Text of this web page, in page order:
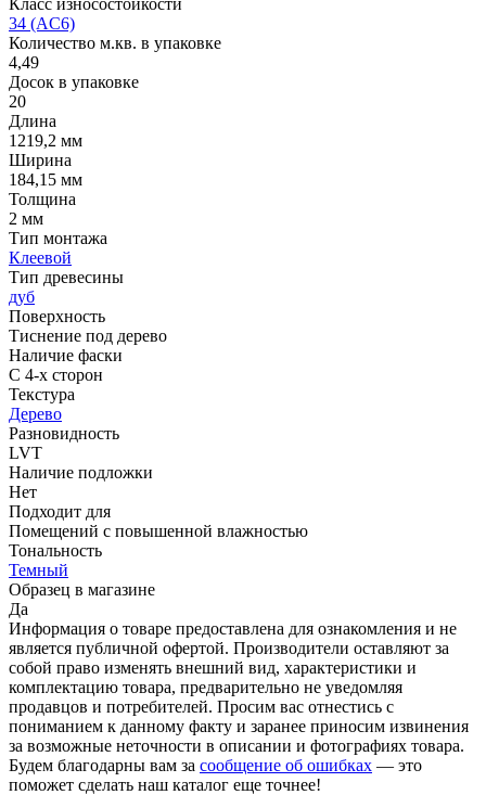
Класс износостойкости
34 (AC6)
Количество м.кв. в упаковке
4,49
Досок в упаковке
20
Длина
1219,2 мм
Ширина
184,15 мм
Толщина
2 мм
Тип монтажа
Клеевой
Тип древесины
дуб
Поверхность
Тиснение под дерево
Наличие фаски
С 4-х сторон
Текстура
Дерево
Разновидность
LVT
Наличие подложки
Нет
Подходит для
Помещений с повышенной влажностью
Тональность
Темный
Образец в магазине
Да
Информация о товаре предоставлена для ознакомления и не
является публичной офертой. Производители оставляют за
собой право изменять внешний вид, характеристики и
комплектацию товара, предварительно не уведомляя
продавцов и потребителей. Просим вас отнестись с
пониманием к данному факту и заранее приносим извинения
за возможные неточности в описании и фотографиях товара.
Будем благодарны вам за сообщение об ошибках — это
поможет сделать наш каталог еще точнее!